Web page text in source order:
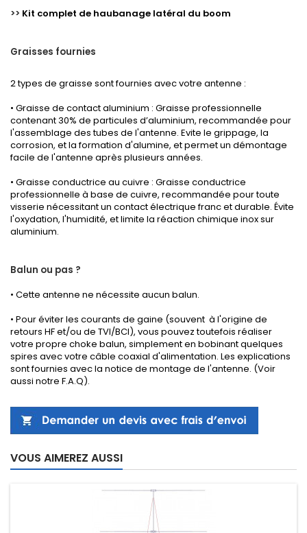
>> Kit complet de haubanage latéral du boom
Graisses fournies
2 types de graisse sont fournies avec votre antenne :
• Graisse de contact aluminium : Graisse professionnelle
contenant 30% de particules d’aluminium, recommandée pour
l'assemblage des tubes de l'antenne. Evite le grippage, la
corrosion, et la formation d'alumine, et permet un démontage
facile de l'antenne après plusieurs années.
• Graisse conductrice au cuivre : Graisse conductrice
professionnelle à base de cuivre, recommandée pour toute
visserie nécessitant un contact électrique franc et durable. Évite
l'oxydation, l'humidité, et limite la réaction chimique inox sur
aluminium.
Balun ou pas ?
• Cette antenne ne nécessite aucun balun.
• Pour éviter les courants de gaine (souvent à l'origine de
retours HF et/ou de TVI/BCI), vous pouvez toutefois réaliser
votre propre choke balun, simplement en bobinant quelques
spires avec votre câble coaxial d'alimentation. Les explications
sont fournies avec la notice de montage de l'antenne. (Voir
aussi notre F.A.Q).
VOUS AIMEREZ AUSSI